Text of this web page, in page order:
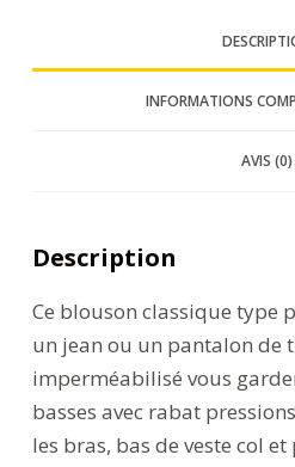
INFORMATIONS
AVIS (0)
Description
Ce blouson classique type
un jean ou un pantalon de
imperméabilisé vous
basses avec rabat
les bras, bas de veste col